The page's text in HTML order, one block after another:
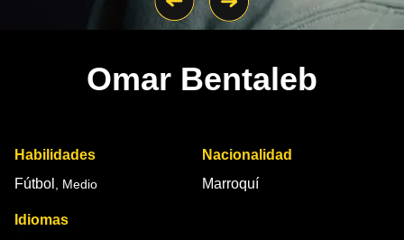
Omar Bentaleb
Habilidades
Fútbol , Medio
Nacionalidad
Marroquí
Idiomas